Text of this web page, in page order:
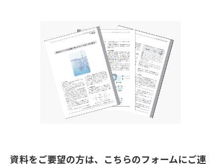
資料をご要望の方は、こちらのフォームにご連